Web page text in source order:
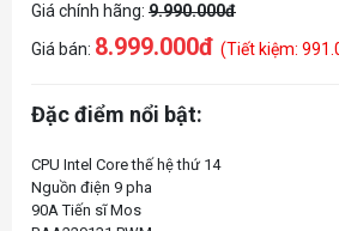
Giá chính hãng: 9.990.000đ
Giá bán: 8.999.000đ (Tiết kiệm:
Đặc điểm nổi bật:
CPU Intel Core thế hệ thứ 14
Nguồn điện 9 pha
90A Tiến sĩ Mos